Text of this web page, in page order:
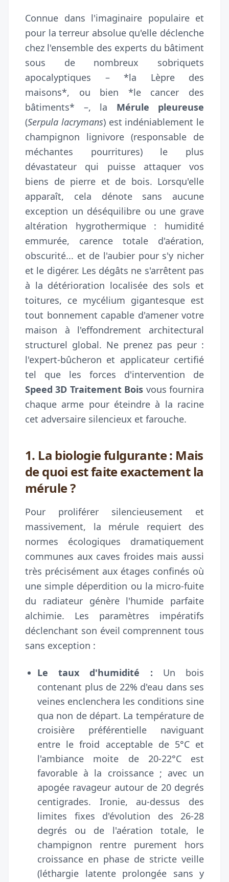
Connue dans l'imaginaire populaire et
pour la terreur absolue qu'elle déclenche
chez l'ensemble des experts du bâtiment
sous de nombreux sobriquets
apocalyptiques – *la Lèpre des
maisons*, ou bien *le cancer des
bâtiments* –, la Mérule pleureuse
(Serpula lacrymans) est indéniablement le
champignon lignivore (responsable de
méchantes pourritures) le plus
dévastateur qui puisse attaquer vos
biens de pierre et de bois. Lorsqu'elle
apparaît, cela dénote sans aucune
exception un déséquilibre ou une grave
altération hygrothermique : humidité
emmurée, carence totale d'aération,
obscurité... et de l'aubier pour s'y nicher
et le digérer. Les dégâts ne s'arrêtent pas
à la détérioration localisée des sols et
toitures, ce mycélium gigantesque est
tout bonnement capable d'amener votre
maison à l'effondrement architectural
structurel global. Ne prenez pas peur :
l'expert-bûcheron et applicateur certifié
tel que les forces d'intervention de
Speed 3D Traitement Bois vous fournira
chaque arme pour éteindre à la racine
cet adversaire silencieux et farouche.
1. La biologie fulgurante : Mais
de quoi est faite exactement la
mérule ?
Pour proliférer silencieusement et
massivement, la mérule requiert des
normes écologiques dramatiquement
communes aux caves froides mais aussi
très précisément aux étages confinés où
une simple déperdition ou la micro-fuite
du radiateur génère l'humide parfaite
alchimie. Les paramètres impératifs
déclenchant son éveil comprennent tous
sans exception :
Le taux d'humidité : Un bois
contenant plus de 22% d'eau dans ses
veines enclenchera les conditions sine
qua non de départ. La température de
croisière préférentielle naviguant
entre le froid acceptable de 5°C et
l'ambiance moite de 20-22°C est
favorable à la croissance ; avec un
apogée ravageur autour de 20 degrés
centigrades. Ironie, au-dessus des
limites fixes d'évolution des 26-28
degrés ou de l'aération totale, le
champignon rentre purement hors
croissance en phase de stricte veille
(léthargie latente prolongée sans y